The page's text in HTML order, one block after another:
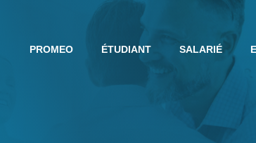
PROMEO ÉTUDIANT SALARIÉ